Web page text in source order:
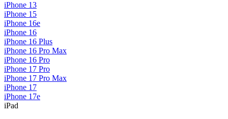
iPhone 13
iPhone 15
iPhone 16e
iPhone 16
iPhone 16 Plus
iPhone 16 Pro Max
iPhone 16 Pro
iPhone 17 Pro
iPhone 17 Pro Max
iPhone 17
iPhone 17e
iPad